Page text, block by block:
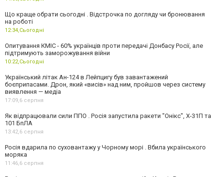
Що краще обрати сьогодні . Відстрочка по догляду чи бронювання
на роботі
12:34,Сьогодні
Опитування КМІС - 60% українців проти передачі Донбасу Росії, але
підтримують заморожування війни
10:22,Сьогодні
Український літак Ан-124 в Лейпцигу був завантажений
боєприпасами. Дрон, який «висів» над ним, пройшов через систему
виявлення — медіа
17:09,6 серпня
Як відпрацювали сили ППО . Росія запустила ракети "Онікс", Х-31П та
101 БпЛА
13:42,6 серпня
Росія вдарила по суховантажу у Чорному морі . Вбила українського
моряка
11:46,6 серпня